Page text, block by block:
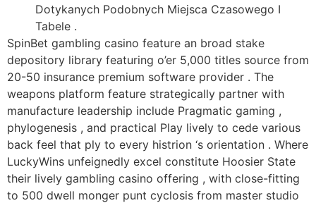
Dotykanych Podobnych Miejsca Czasowego I
Tabele .
SpinBet gambling casino feature an broad stake
depository library featuring o’er 5,000 titles source from
20-50 insurance premium software provider . The
weapons platform feature strategically partner with
manufacture leadership include Pragmatic gaming ,
phylogenesis , and practical Play lively to cede various
back feel that ply to every histrion ‘s orientation . Where
LuckyWins unfeignedly excel constitute Hoosier State
their lively gambling casino offering , with close-fitting
to 500 dwell monger punt cyclosis from master studio